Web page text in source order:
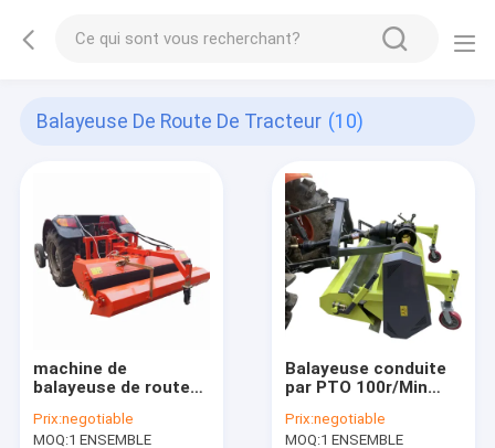
Balayeuse De Route De Tracteur (10)
machine de
balayeuse de route
prenant la largeur
fonctionnante de la
Prix:negotiable
MOQ:1 ENSEMBLE
Balayeuse conduite
par PTO 100r/Min
Toughness de route
de brosse de
Prix:negotiable
MOQ:1 ENSEMBLE